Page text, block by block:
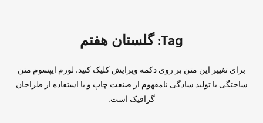
Tag: گلستان هفتم
برای تغییر این متن بر روی دکمه ویرایش کلیک کنید. لورم ایپسوم متن
ساختگی با تولید سادگی نامفهوم از صنعت چاپ و با استفاده از طراحان
گرافیک است.